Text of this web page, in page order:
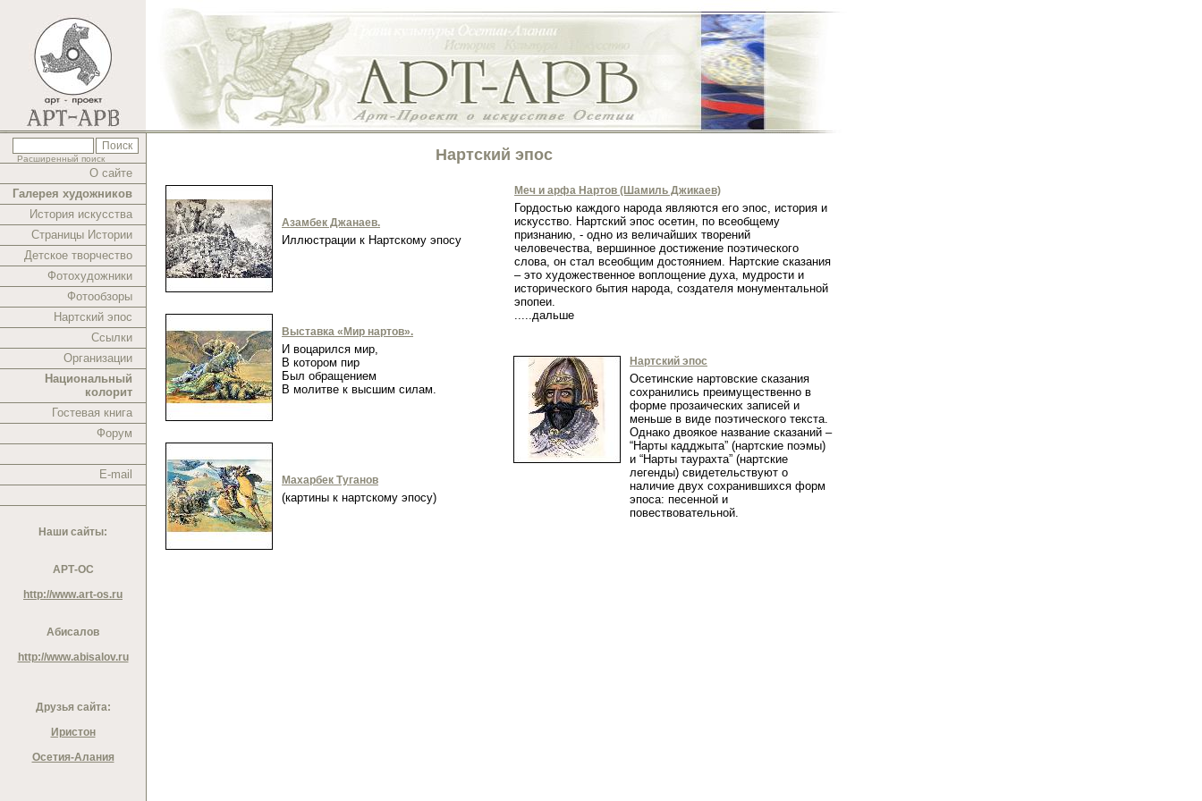
Расширенный поиск
О сайте
Галерея художников
История искусства
Страницы Истории
Детское творчество
Фотохудожники
Фотообзоры
Нартский эпос
Ссылки
Организации
Национальный
колорит
Гостевая книга
Форум
E-mail
Наши сайты:
АРТ-ОС
http://www.art-os.ru
Абисалов
http://www.abisalov.ru
Друзья сайта:
Иристон
Осетия-Алания
Нартский эпос
Азамбек Джанаев.
Иллюстрации к Нартскому эпосу
Выставка «Мир нартов».
И воцарился мир,
В котором пир
Был обращением
В молитве к высшим силам.
Махарбек Туганов
(картины к нартскому эпосу)
Меч и арфа Нартов (Шамиль Джикаев)
Гордостью каждого народа являются его эпос, история и
искусство. Нартский эпос осетин, по всеобщему
признанию, - одно из величайших творений
человечества, вершинное достижение поэтического
слова, он стал всеобщим достоянием. Нартские сказания
– это художественное воплощение духа, мудрости и
исторического бытия народа, создателя монументальной
эпопеи.
.....дальше
Нартский эпос
Осетинские нартовские сказания
сохранились преимущественно в
форме прозаических записей и
меньше в виде поэтического текста.
Однако двоякое название сказаний –
“Нарты кадджыта” (нартские поэмы)
и “Нарты таурахта” (нартские
легенды) свидетельствуют о
наличие двух сохранившихся форм
эпоса: песенной и
повествовательной.